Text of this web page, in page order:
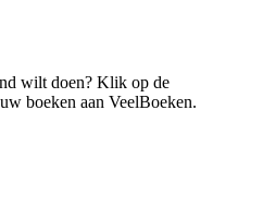
wilt doen? Klik op de
boeken aan VeelBoeken.